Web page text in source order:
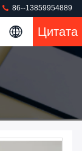
86--13859954889
Цитата